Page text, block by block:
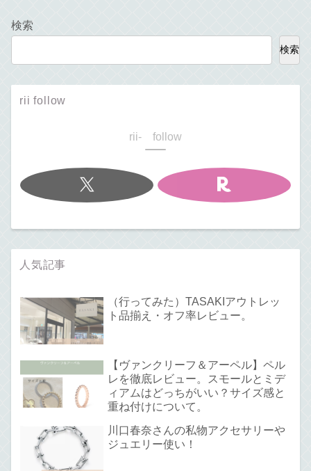
検索
検索
rii follow
rii- follow
人気記事
（行ってみた）TASAKIアウトレッ
ト品揃え・オフ率レビュー。
【ヴァンクリーフ＆アーペル】ペル
レを徹底レビュー。スモールとミデ
ィアムはどっちがいい？サイズ感と
重ね付けについて。
川口春奈さんの私物アクセサリーや
ジュエリー使い！